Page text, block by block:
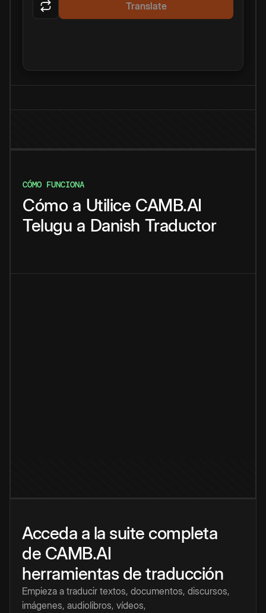
Translate
CÓMO FUNCIONA
Cómo a Utilice CAMB.AI
Telugu a Danish Traductor
Acceda a la suite completa
de CAMB.AI
herramientas de traducción
Empieza a traducir textos, documentos, discursos,
imágenes, audiolibros, vídeos,